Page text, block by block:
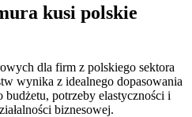
kusi polskie
dla firm z polskiego sektora
wynika z idealnego dopasowania
potrzeby elastyczności i
biznesowej.